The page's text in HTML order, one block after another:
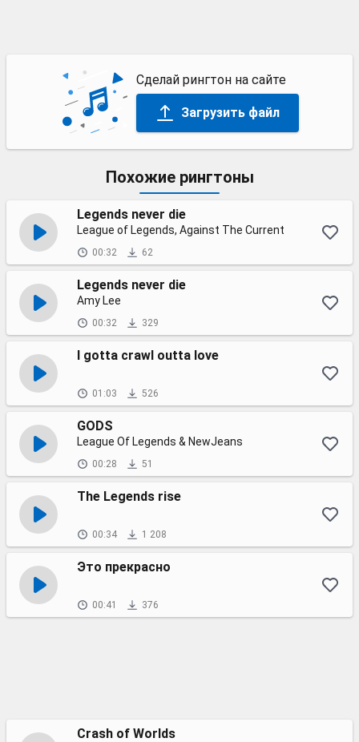
Сделай рингтон на сайте
Загрузить файл
Похожие рингтоны
Legends never die
League of Legends, Against The Current
00:32 62
Legends never die
Amy Lee
00:32 329
I gotta crawl outta love
01:03 526
GODS
League Of Legends & NewJeans
00:28 51
The Legends rise
00:34 1 208
Это прекрасно
00:41 376
Crash of Worlds